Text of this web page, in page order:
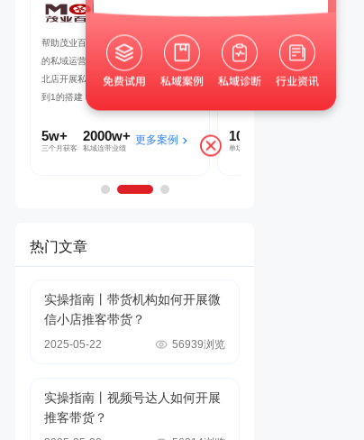
京东
以“京豆”作为活动奖品，吸引客户转发
海报，邀请朋友进群 通过小裂变SCRM
阶梯化的玩法设计，实现了客户的快速
新增
10000+
单场活动引流
70%+
客户活跃率
更多案例
良品铺子
企业微信+视频号打造公私域联动
能门店导流线上，用企业微信沉
客户池，同时通过视频号直播等
1800w+
私域用户
热门文章
实操指南丨带货机构如何开展微
信小店推客带货？
2025-05-22 56939浏览
实操指南丨视频号达人如何开展
推客带货？